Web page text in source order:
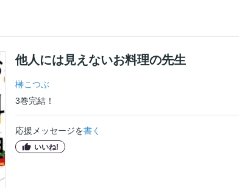
他人には見えないお料理の先生
榊こつぶ
3巻完結！
応援メッセージを書く
いいね!